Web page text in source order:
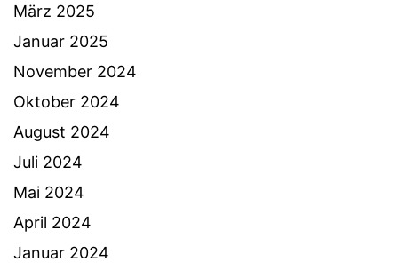
März 2025
Januar 2025
November 2024
Oktober 2024
August 2024
Juli 2024
Mai 2024
April 2024
Januar 2024